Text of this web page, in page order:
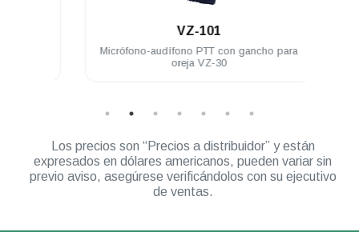
VZ-101
Micrófono-audífono PTT con gancho para
oreja VZ-30
Los precios son “Precios a distribuidor” y están
expresados en dólares americanos, pueden variar sin
previo aviso, asegúrese verificándolos con su ejecutivo
de ventas.